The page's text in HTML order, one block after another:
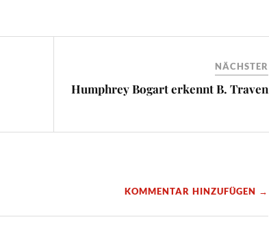
NÄCHSTER
Humphrey Bogart erkennt B. Traven
KOMMENTAR HINZUFÜGEN →